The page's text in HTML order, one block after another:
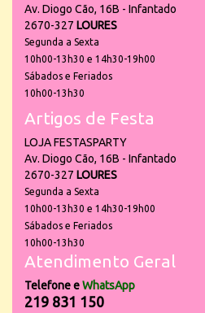
Av. Diogo Cão, 16B - Infantado
2670-327 LOURES
Segunda a Sexta
10h00-13h30 e 14h30-19h00
Sábados e Feriados
10h00-13h30
Artigos de Festa
LOJA FESTASPARTY
Av. Diogo Cão, 16B - Infantado
2670-327 LOURES
Segunda a Sexta
10h00-13h30 e 14h30-19h00
Sábados e Feriados
10h00-13h30
Atendimento Geral
Telefone eWhatsApp
219 831 150